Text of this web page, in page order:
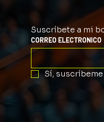
Suscríbete a mi
CORREO ELECTRONICO
Sí,